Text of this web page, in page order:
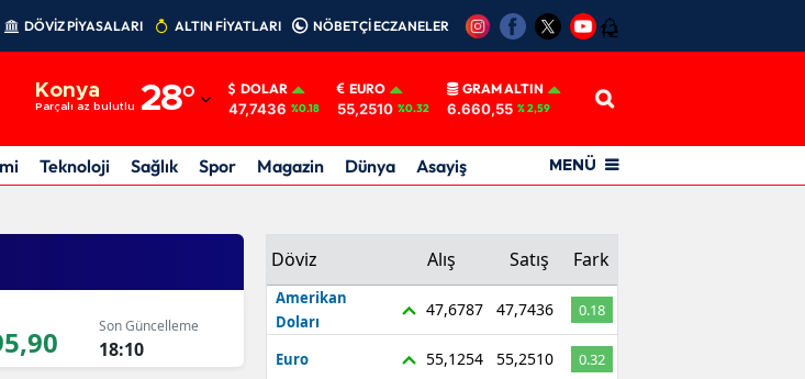
DÖVİZ PİYASALARI ALTIN FİYATLARI NÖBETÇİ ECZANELER 12
Konya
Parçalı az bulutlu 28°
Adıyaman
Afyonkarahisar
Ankara
Antalya
DOLAR
47,7436 %0.18
EURO
55,2510 %0.32
GRAM ALTIN
6.660,55 % 2,59
Teknoloji Sağlık Spor Magazin Dünya Asayiş MENÜ
Son Güncelleme
18:10
Döviz Alış Satış Fark
Amerikan
Doları
47,6787 47,7436 0.18
Euro 55,1254 55,2510 0.32